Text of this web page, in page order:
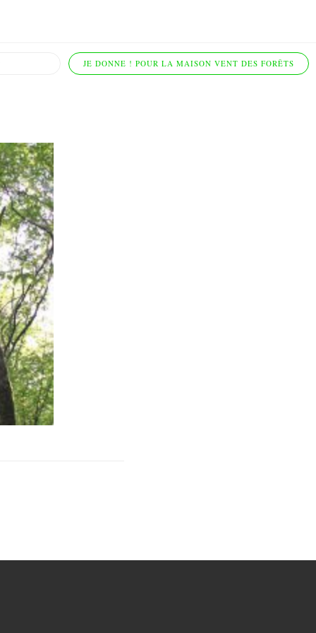
JE DONNE ! POUR LA MAISON VENT DES FORÊTS